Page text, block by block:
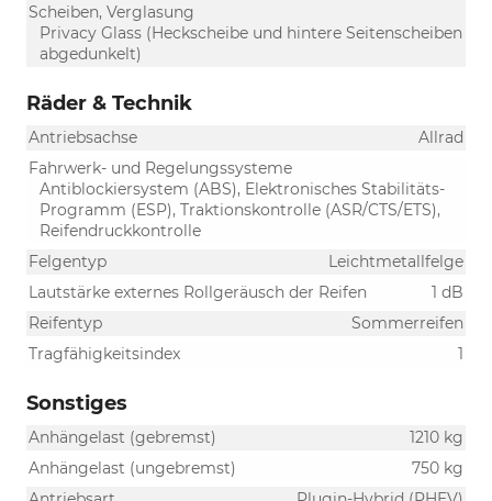
Scheiben, Verglasung
Privacy Glass (Heckscheibe und hintere Seitenscheiben
abgedunkelt)
Räder & Technik
Antriebsachse
Allrad
Fahrwerk- und Regelungssysteme
Antiblockiersystem (ABS), Elektronisches Stabilitäts-
Programm (ESP), Traktionskontrolle (ASR/CTS/ETS),
Reifendruckkontrolle
Felgentyp
Leichtmetallfelge
Lautstärke externes Rollgeräusch der Reifen
1 dB
Reifentyp
Sommerreifen
Tragfähigkeitsindex
1
Sonstiges
Anhängelast (gebremst)
1210 kg
Anhängelast (ungebremst)
750 kg